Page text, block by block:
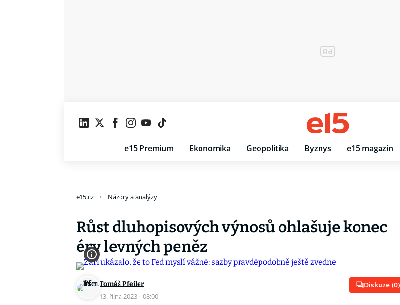
e15 Premium Ekonomika Geopolitika Byznys e15 magazín
e15.cz Názory a analýzy
Růst dluhopisových výnosů ohlašuje konec
éry levných peněz
Tomáš Pfeiler
13. října 2023 · 08:00
Diskuze (0)